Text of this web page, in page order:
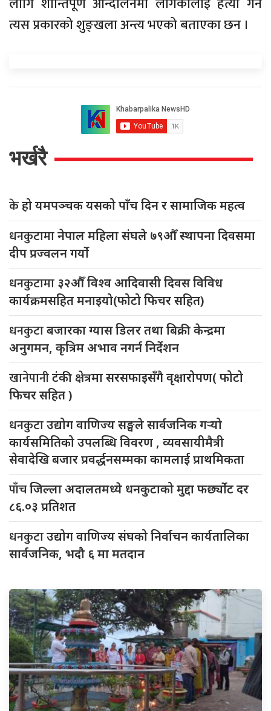
त्यस प्रकारको शुङ्खला अन्त्य भएको बताएका छन ।
भर्खरै
केहो यमपञ्चक यसको पाँच दिन र सामाजिक महत्व
धनकुटामानेपाल महिला संघले ७९औँ स्थापना दिवसमा
दीप प्रज्वलन गर्याे
धनकुटामा ३२औँ विश्व आदिवासी दिवस विविध
कार्यक्रमसहित मनाइयो(फोटो फिचर सहित)
धनकुटाबजारका ग्यास डिलर तथा बिक्री केन्द्रमा
अनुगमन, कृत्रिम अभाव नगर्न निर्देशन
खानेपानीटंकी क्षेत्रमा सरसफाइसँगै वृक्षारोपण( फोटो
फिचर सहित )
धनकुटाउद्योग वाणिज्य सङ्घले सार्वजनिक गर्‍यो
कार्यसमितिको उपलब्धि विवरण , व्यवसायीमैत्री
सेवादेखि बजार प्रवर्द्धनसम्मका कामलाई प्राथमिकता
पाँचजिल्ला अदालतमध्ये धनकुटाको मुद्दा फर्छ्योट दर
८६.०३ प्रतिशत
धनकुटाउद्योग वाणिज्य संघको निर्वाचन कार्यतालिका
सार्वजनिक, भदौ ६ मा मतदान